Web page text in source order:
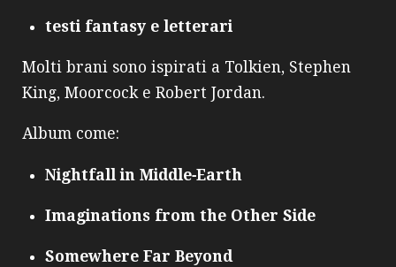
testi fantasy e letterari
Molti brani sono ispirati a Tolkien, Stephen
King, Moorcock e Robert Jordan.
Album come:
Nightfall in Middle‑Earth
Imaginations from the Other Side
Somewhere Far Beyond